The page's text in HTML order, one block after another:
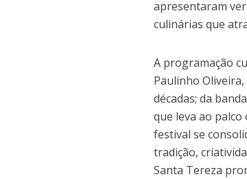
apresentaram
culinárias que
A programação
Paulinho
décadas; da
que leva ao
festival se
tradição,
Santa Tereza